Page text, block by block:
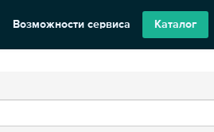
Возможности сервиса Каталог